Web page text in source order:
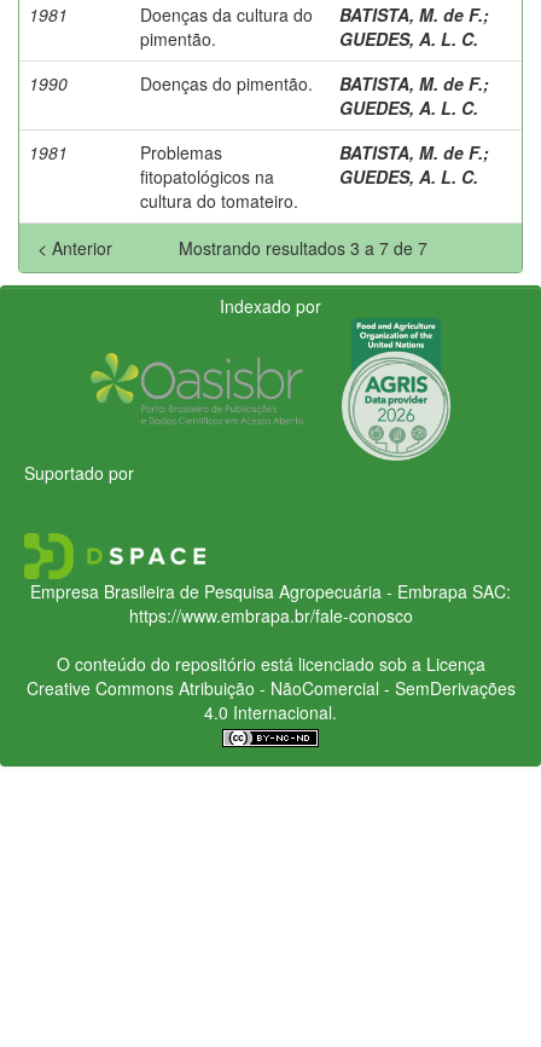
1981
Doenças da cultura do
pimentão.
BATISTA, M. de F.;
GUEDES, A. L. C.
1990
Doenças do pimentão. BATISTA, M. de F.;
GUEDES, A. L. C.
1981
Problemas
fitopatológicos na
cultura do tomateiro.
BATISTA, M. de F.;
GUEDES, A. L. C.
Mostrando resultados 3 a 7 de 7
< Anterior
Indexado por
Suportado por
Empresa Brasileira de Pesquisa Agropecuária - Embrapa SAC:
https://www.embrapa.br/fale-conosco
O conteúdo do repositório está licenciado sob a Licença
Creative CommonsAtribuição - NãoComercial - SemDerivações
4.0 Internacional.